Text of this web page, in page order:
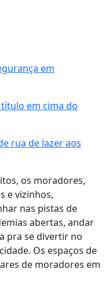
em
em cima do
rua de lazer aos
os moradores,
e vizinhos,
nas pistas de
abertas, andar
pra se divertir no
Os espaços de
de moradores em